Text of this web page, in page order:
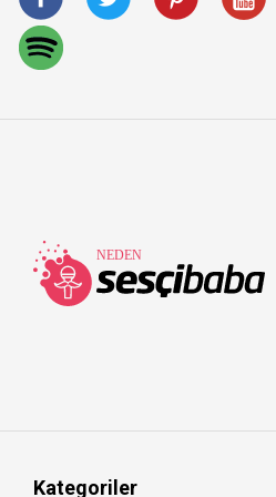
EW-DP Series
iRig Pro Duo Series
Instrument Series
Prolink Rock Instrument
Series
Kategoriler